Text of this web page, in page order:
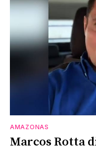
AMAZONAS
Marcos Rotta